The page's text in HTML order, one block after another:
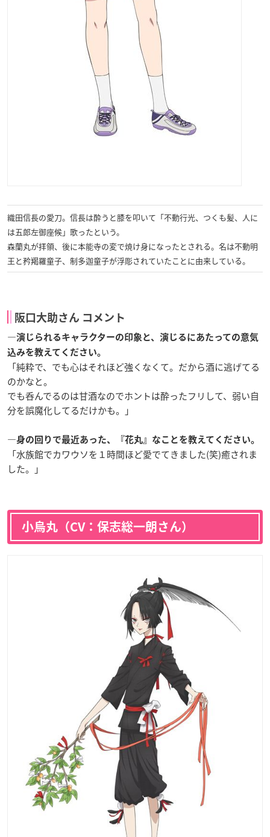
織田信長の愛刀。信長は酔うと膝を叩いて「不動行光、つくも髪、人に
は五郎左御座候」歌ったという。
森蘭丸が拝領、後に本能寺の変で焼け身になったとされる。名は不動明
王と矜羯羅童子、制多迦童子が浮彫されていたことに由来している。
阪口大助さん コメント
―演じられるキャラクターの印象と、演じるにあたっての意気
込みを教えてください。
「純粋で、でも心はそれほど強くなくて。だから酒に逃げてる
のかなと。
でも呑んでるのは甘酒なのでホントは酔ったフリして、弱い自
分を誤魔化してるだけかも。」
―身の回りで最近あった、『花丸』なことを教えてください。
「水族館でカワウソを１時間ほど愛でてきました(笑)癒されま
した。」
小烏丸（CV：保志総一朗さん）